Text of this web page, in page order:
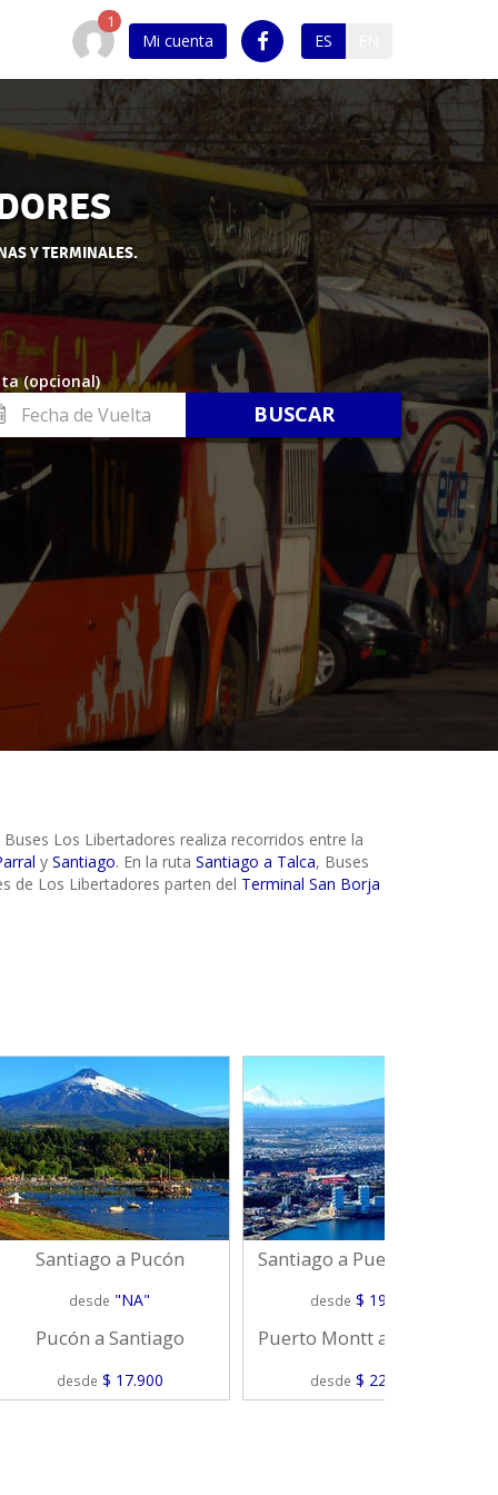
Mi cuenta ES
Y TERMINALES.
(opcional)
Buses Los Libertadores realiza recorridos entre la
y Santiago. En la ruta Santiago a Talca, Buses
de Los Libertadores parten del Terminal San Borja
Santiago a Pucón
desde "NA"
Pucón a Santiago
desde $ 17.900
Santiago a Puerto Montt
desde $ 19.000
Puerto Montt a Santiago
desde $ 22.000